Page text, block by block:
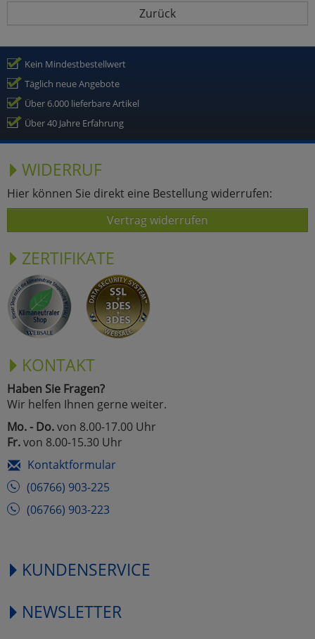
Zurück
Kein Mindestbestellwert
Täglich neue Angebote
Über 6.000 lieferbare Artikel
Über 40 Jahre Erfahrung
WIDERRUF
Hier können Sie direkt eine Bestellung widerrufen:
Vertrag widerrufen
ZERTIFIKATE
KONTAKT
Haben Sie Fragen?
Wir helfen Ihnen gerne weiter.
Mo. - Do.von 8.00-17.00 Uhr
Fr.von 8.00-15.30 Uhr
Kontaktformular
(06766) 903-225
(06766) 903-223
KUNDENSERVICE
NEWSLETTER